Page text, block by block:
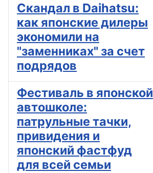
Скандал в Daihatsu:
как японские дилеры
экономили на
"заменниках" за счет
подрядов
Фестиваль в японской
автошколе:
патрульные тачки,
привидения и
японский фастфуд
для всей семьи